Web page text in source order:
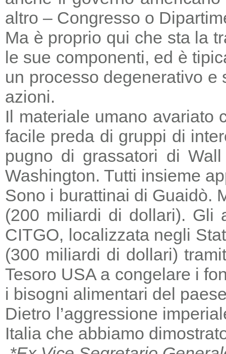
altro – Congresso o
Ma è proprio qui che sta la
le sue componenti, ed è
un processo degenerativo
azioni.
Il materiale umano avariato
facile preda di gruppi di
pugno di grassatori di
Washington. Tutti insieme
Sono i burattinai di Guaidò.
(200 miliardi di dollari). Gli
CITGO, localizzata negli
(300 miliardi di dollari)
Tesoro USA a congelare i
i bisogni alimentari del
Dietro l’aggressione
Italia che abbiamo